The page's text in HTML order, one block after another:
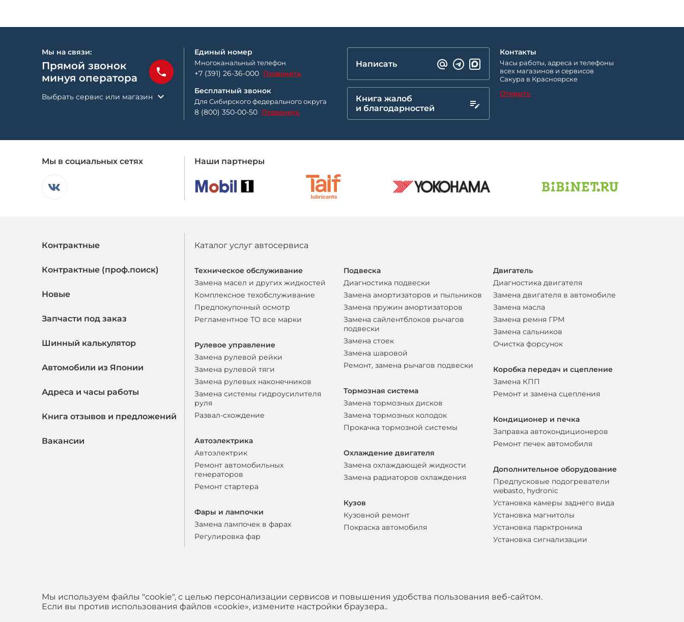
Мы на связи:
Прямой звонок
минуя оператора
Выбрать сервис или магазин
Единый номер
Многоканальный телефон
+7 (391) 26-36-000 Позвонить
Бесплатный звонок
Для Сибирского федерального округа
8 (800) 350-00-50 Позвонить
Написать
Книга жалоб
и благодарностей
Контакты
Часы работы, адреса и телефоны
всех магазинов и сервисов
Сакура в Красноярске
Открыть
Мы в социальных сетях Наши партнеры
Контрактные
Контрактные (проф.поиск)
Новые
Запчасти под заказ
Шинный калькулятор
Автомобили из Японии
Адреса и часы работы
Книга отзывов и предложений
Вакансии
Каталог услуг автосервиса
Техническое обслуживание
Замена масел и других жидкостей
Комплексное техобслуживание
Предпокупочный осмотр
Регламентное ТО все марки
Рулевое управление
Замена рулевой рейки
Замена рулевой тяги
Замена рулевых наконечников
Замена системы гидроусилителя
руля
Развал-схождение
Автоэлектрика
Автоэлектрик
Ремонт автомобильных
генераторов
Ремонт стартера
Фары и лампочки
Замена лампочек в фарах
Регулировка фар
Подвеска
Диагностика подвески
Замена амортизаторов и пыльников
Замена пружин амортизаторов
Замена сайлентблоков рычагов
подвески
Замена стоек
Замена шаровой
Ремонт, замена рычагов подвески
Тормозная система
Замена тормозных дисков
Замена тормозных колодок
Прокачка тормозной системы
Охлаждение двигателя
Замена охлаждающей жидкости
Замена радиаторов охлаждения
Кузов
Кузовной ремонт
Покраска автомобиля
Двигатель
Диагностика двигателя
Замена двигателя в автомобиле
Замена масла
Замена ремня ГРМ
Замена сальников
Очистка форсунок
Коробка передач и сцепление
Замена КПП
Ремонт и замена сцепления
Кондиционер и печка
Заправка автокондиционеров
Ремонт печек автомобиля
Дополнительное оборудование
Предпусковые подогреватели
webasto, hydronic
Установка камеры заднего вида
Установка магнитолы
Установка парктроника
Установка сигнализации
Мы используем файлы "cookie", с целью персонализации сервисов и повышения удобства пользования веб-сайтом.
Если вы против использования файлов «cookie», измените настройки браузера..